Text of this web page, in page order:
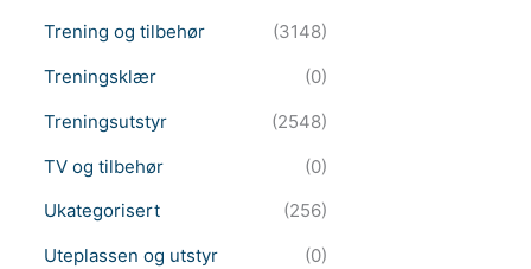
Trening og tilbehør
(3148)
Treningsklær
(0)
Treningsutstyr
(2548)
TV og tilbehør
(0)
Ukategorisert
(256)
Uteplassen og utstyr
(0)